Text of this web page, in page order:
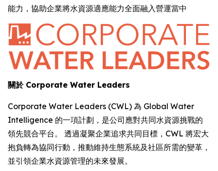
能力，協助企業將水資源適應能力全面融入營運當中
關於 Corporate Water Leaders
Corporate Water Leaders (CWL) 為 Global Water
Intelligence 的一項計劃，是公司應對共同水資源挑戰的
領先競合平台。 透過凝聚企業追求共同目標，CWL 將宏大
抱負轉為協同行動，推動維持生態系統及社區所需的變革，
並引領企業水資源管理的未來發展。